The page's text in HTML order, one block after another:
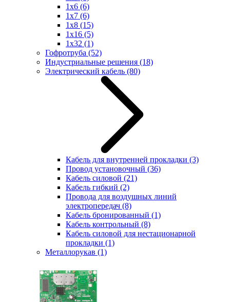
1x6 (6)
1x7 (6)
1x8 (15)
1x16 (5)
1x32 (1)
Гофротруба (52)
Индустриальные решения (18)
Электрический кабель (80)
Кабель для внутренней прокладки (3)
Провод установочный (36)
Кабель силовой (21)
Кабель гибкий (2)
Провода для воздушных линий
электропередач (8)
Кабель бронированный (1)
Кабель контрольный (8)
Кабель силовой для нестационарной
прокладки (1)
Металлорукав (1)